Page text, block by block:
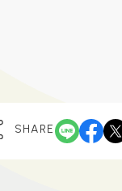
SHARE